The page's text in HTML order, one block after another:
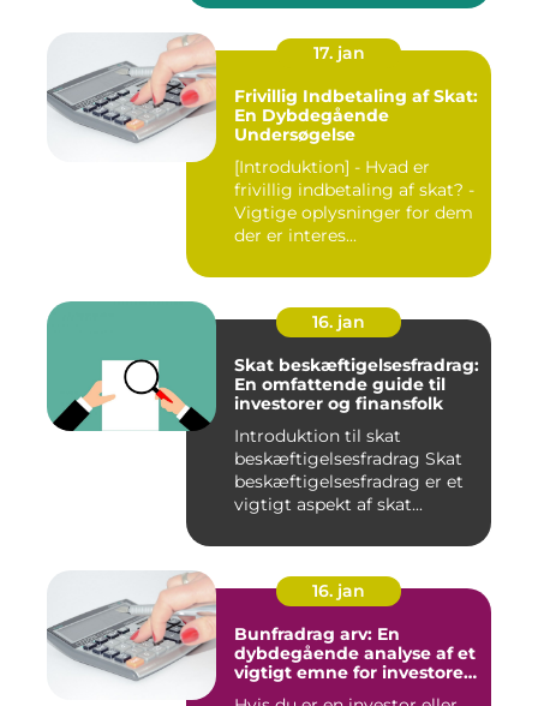
17. jan
Frivillig Indbetaling af Skat:
En Dybdegående
Undersøgelse
[Introduktion] - Hvad er
frivillig indbetaling af skat? -
Vigtige oplysninger for dem
der er interes...
16. jan
Skat beskæftigelsesfradrag:
En omfattende guide til
investorer og finansfolk
Introduktion til skat
beskæftigelsesfradrag Skat
beskæftigelsesfradrag er et
vigtigt aspekt af skat...
16. jan
Bunfradrag arv: En
dybdegående analyse af et
vigtigt emne for investorer